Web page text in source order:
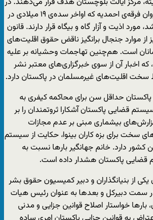
پاکستان هم‌چنین پیروان فرقه‌ی احمدیه که اواخر سده‌ی ۱۹ میلادی در
مورد اذیت و آزار گاه‌ و بیگاه قرار دارند. قانون
از موارد جنجال برانگیز ناقض حقوق اقلیت‌های
است. هم‌چنین تهاجمات وحشیانه بر علیه
اخبار آن از سوی خبرگزاری‌های معتبر نشر
سخت اقلیت‌های غیرمسلمان در پاکستان دارد.
پاکستان حداقل سن برای محاکمه کیفری به
سیستم قضایی پاکستان آشکارا ثروتمندان را بر
بیشماری مبنی بر عدم مجازات
سخت برای بزه کاران بینوا، حکایت از سیستم
کشور دارد. خانم جهانگیر بارها نسبت به
پاکستان هشدار داده است.
یکی از بنیانگذاران و دبیر کمیسیون حقوق بشر
سمت دبیرکل و بعدها به عنوان رئیس هیات
خواستار اصلاح قوانین جزایی و مدنی